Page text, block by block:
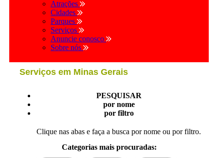
Atrações
Cidades
Parques
Serviços
Anuncie conosco
Sobre nós
Serviços em Minas Gerais
PESQUISAR
por nome
por filtro
Clique nas abas e faça a busca por nome ou por filtro.
Categorias mais procuradas: